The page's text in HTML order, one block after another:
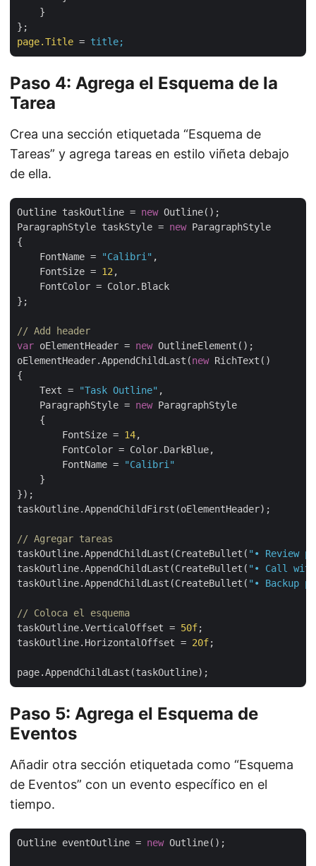
}
};
page.Title = title;
Paso 4: Agrega el Esquema de la
Tarea
Crea una sección etiquetada “Esquema de
Tareas” y agrega tareas en estilo viñeta debajo
de ella.
Outline taskOutline = new Outline();
ParagraphStyle taskStyle = new ParagraphStyle
{
    FontName =
"Calibri" ,
    FontSize =
12,
    FontColor = Color.Black
};
// Add header
var oElementHeader = new OutlineElement();
oElementHeader.AppendChildLast(new RichText()
{
    Text =
"Task Outline" ,
    ParagraphStyle =
new ParagraphStyle
    {
        FontSize =
14,
        FontColor = Color.DarkBlue,
        FontName =
"Calibri"
    }
});
taskOutline.AppendChildFirst(oElementHeader);
// Agregar tareas
taskOutline.AppendChildLast(CreateBullet( "• Review
taskOutline.AppendChildLast(CreateBullet( "• Call
taskOutline.AppendChildLast(CreateBullet( "• Backup
// Coloca el esquema
taskOutline.VerticalOffset = 50f;
taskOutline.HorizontalOffset = 20f;
Paso 5: Agrega el Esquema de
Eventos
Añadir otra sección etiquetada como “Esquema
de Eventos” con un evento específico en el
tiempo.
Outline eventOutline = new Outline();